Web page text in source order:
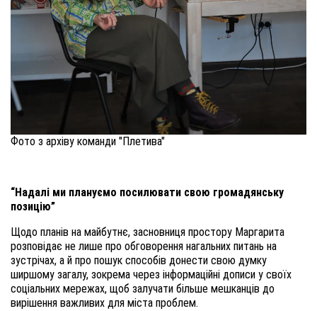
Фото з архіву команди "Плетива"
“Надалі ми плануємо посилювати свою громадянську
позицію”
Щодо планів на майбутнє, засновниця простору Маргарита
розповідає не лише про обговорення нагальних питань на
зустрічах, а й про пошук способів донести свою думку
ширшому загалу, зокрема через інформаційні дописи у своїх
соціальних мережах, щоб залучати більше мешканців до
вирішення важливих для міста проблем.